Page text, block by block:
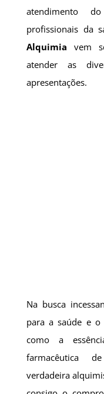
atendimento
profissionais da
Alquimia vem
atender as
apresentações.
Na busca
para a saúde e o
como a
farmacêutica
verdadeira